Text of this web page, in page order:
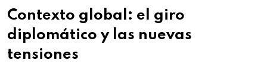
Contexto global: el giro
diplomático y las nuevas
tensiones